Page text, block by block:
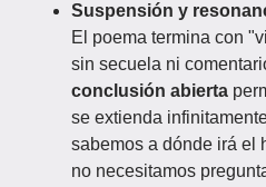
Suspensión y
El poema termina con
sin secuela ni
conclusión abierta
se extienda
sabemos a dónde irá el
no necesitamos